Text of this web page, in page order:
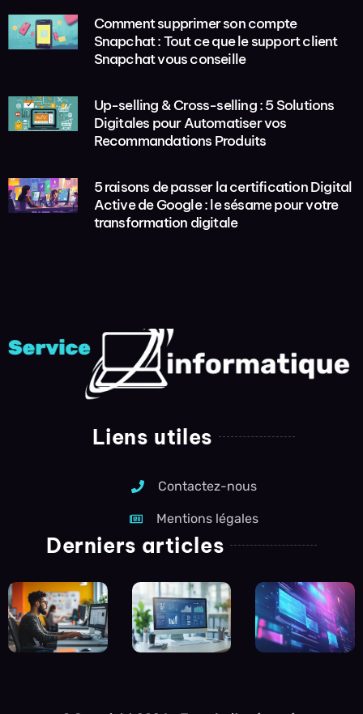
Comment supprimer son compte
Snapchat : Tout ce que le support client
Snapchat vous conseille
Up-selling & Cross-selling : 5 Solutions
Digitales pour Automatiser vos
Recommandations Produits
5 raisons de passer la certification Digital
Active de Google : le sésame pour votre
transformation digitale
Liens utiles
Contactez-nous
Mentions légales
Derniers articles